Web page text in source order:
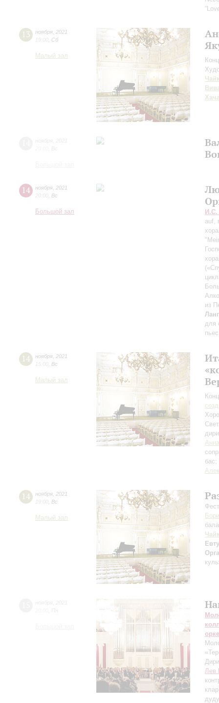
13 ноября 2021
19:00 Сб
Малый зал
14 ноября 2021
20:00 Вс
Большой зал
И.С.
auf,
из
для
14 ноября 2021
15:00 Вс
Малый зал
бас;
14 ноября 2021
19:00 Вс
Малый зал
Лев